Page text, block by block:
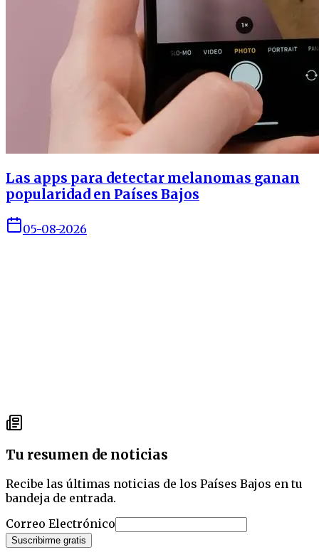
Las apps para detectar melanomas ganan
popularidad en Países Bajos
05-08-2026
Tu resumen de noticias
Recibe las últimas noticias de los Países Bajos en tu
bandeja de entrada.
Correo Electrónico
Suscribirme gratis